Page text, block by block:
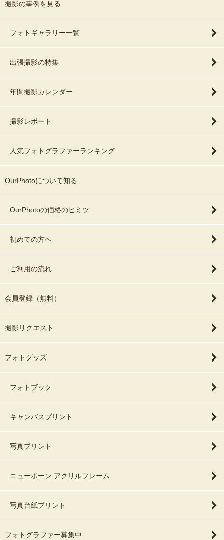
撮影の事例を見る
フォトギャラリー一覧
出張撮影の特集
年間撮影カレンダー
撮影レポート
人気フォトグラファーランキング
OurPhotoについて知る
OurPhotoの価格のヒミツ
初めての方へ
ご利用の流れ
会員登録（無料）
撮影リクエスト
フォトグッズ
フォトブック
キャンバスプリント
写真プリント
ニューボーン アクリルフレーム
写真台紙プリント
フォトグラファー募集中